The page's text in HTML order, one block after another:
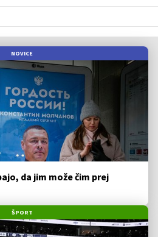
NOVICE
da jim može čim prej
ŠPORT